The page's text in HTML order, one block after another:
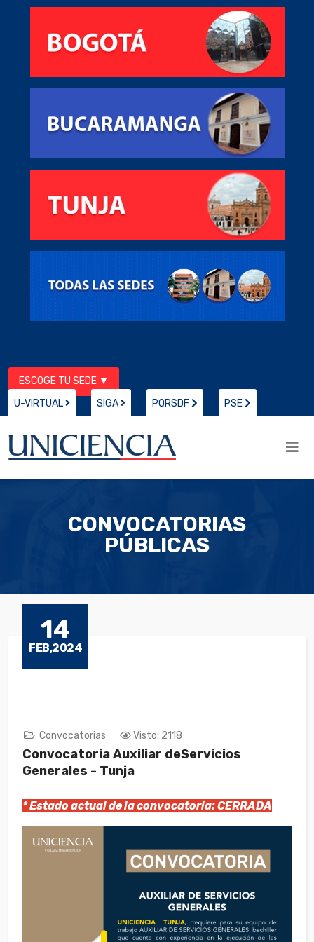
ESCOGE TU SEDE ▼
U-VIRTUAL
SIGA PQRSDF PSE
CONVOCATORIAS
PÚBLICAS
14
FEB,2024
Convocatorias Visto: 2118
Convocatoria Auxiliar deServicios
Generales - Tunja
* Estado actual de la convocatoria: CERRADA